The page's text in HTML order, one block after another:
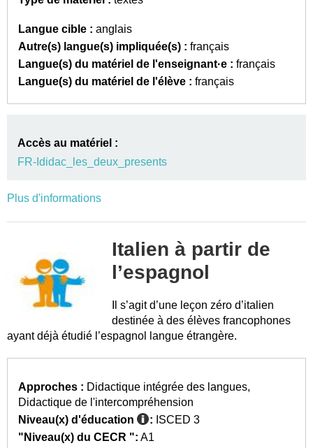
Langue cible : anglais
Autre(s) langue(s) impliquée(s) : français
Langue(s) du matériel de l'enseignant·e : français
Langue(s) du matériel de l'élève : français
Accès au matériel :
FR-Ididac_les_deux_presents
Plus d'informations
Italien à partir de
l’espagnol
Il s’agit d’une leçon zéro d’italien
destinée à des élèves francophones
ayant déjà étudié l’espagnol langue étrangère.
Approches : Didactique intégrée des langues
Didactique de l'intercompréhension
Niveau(x) d'éducation
: ISCED 3
"Niveau(x) du CECR ": A1